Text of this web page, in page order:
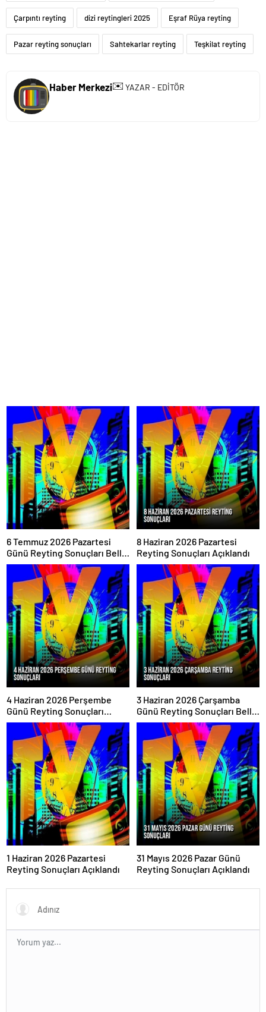
Çarpıntı reyting dizi reytingleri 2025 Eşraf Rüya reyting
Pazar reyting sonuçları Sahtekarlar reyting Teşkilat reyting
Haber Merkezi✉️ YAZAR - EDİTÖR
6 Temmuz 2026 Pazartesi
Günü Reyting Sonuçları Belli
Oldu
8 Haziran 2026 Pazartesi
Reyting Sonuçları Açıklandı
4 Haziran 2026 Perşembe
Günü Reyting Sonuçları
Açıklandı
3 Haziran 2026 Çarşamba
Günü Reyting Sonuçları Belli
Oldu
1 Haziran 2026 Pazartesi
Reyting Sonuçları Açıklandı
31 Mayıs 2026 Pazar Günü
Reyting Sonuçları Açıklandı